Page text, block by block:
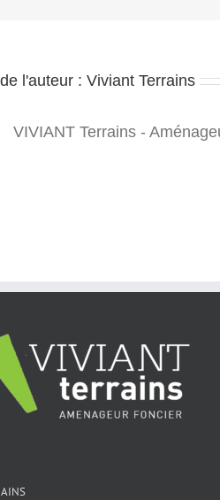
l'auteur : Viviant Terrains
VIVIANT Terrains -